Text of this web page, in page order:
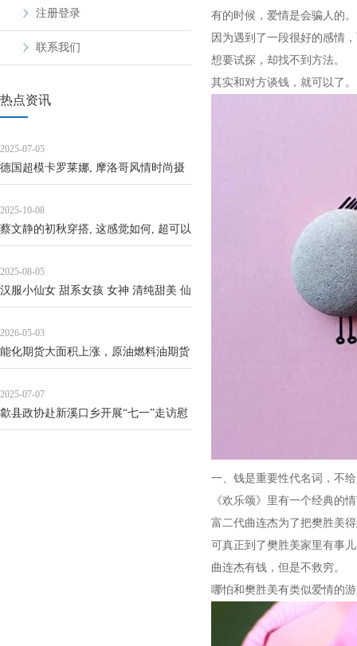
注册登录
联系我们
热点资讯
2025-07-05
德国超模卡罗莱娜, 摩洛哥风情时尚摄
2025-10-08
蔡文静的初秋穿搭, 这感觉如何, 超可以
2025-08-05
汉服小仙女 甜系女孩 女神 清纯甜美 仙
2026-05-03
能化期货大面积上涨，原油燃料油期货
2025-07-07
歙县政协赴新溪口乡开展“七一”走访慰
有的时候，爱情是会骗人的。
因为遇到了一段很好的感情
想要试探，却找不到方法。
其实和对方谈钱，就可以了。
一、钱是重要性代名词，不
《欢乐颂》里有一个经典的
富二代曲连杰为了把樊胜美
可真正到了樊胜美家里有事
曲连杰有钱，但是不救穷。
哪怕和樊胜美有类似爱情的